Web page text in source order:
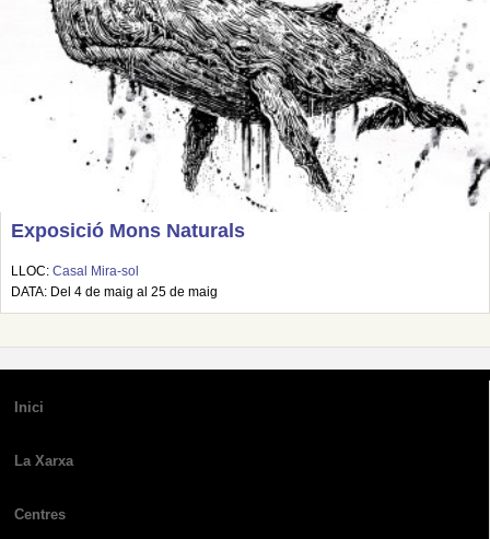
Exposició Mons Naturals
LLOC: Casal Mira-sol
DATA: Del 4 de maig al 25 de maig
Inici
La Xarxa
Centres